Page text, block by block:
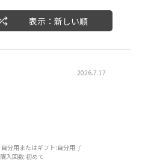
表示：新しい順
2026.7.17
自分用またはギフト:自分用
購入回数:初めて